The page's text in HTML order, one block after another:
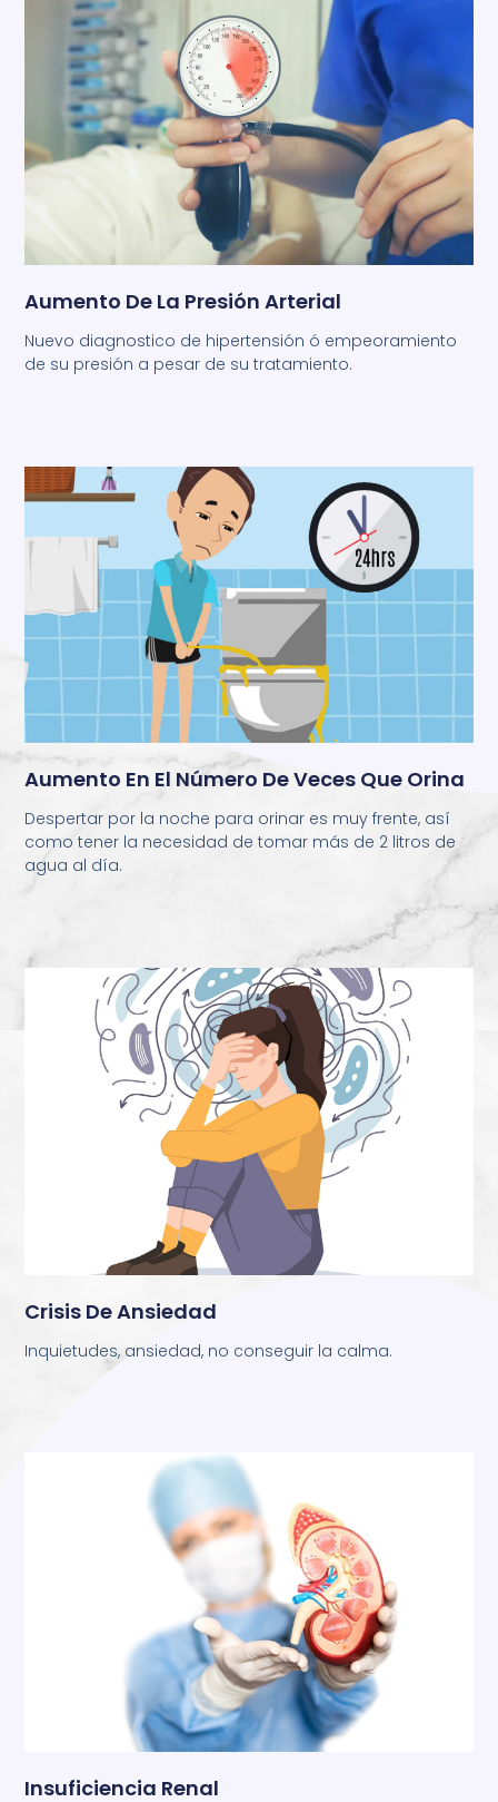
Aumento De La Presión Arterial
Nuevo diagnostico de hipertensión ó empeoramiento
de su presión a pesar de su tratamiento.
Aumento En El Número De Veces Que Orina
Despertar por la noche para orinar es muy frente, así
como tener la necesidad de tomar más de 2 litros de
agua al día.
Crisis De Ansiedad
Inquietudes, ansiedad, no conseguir la calma.
Insuficiencia Renal